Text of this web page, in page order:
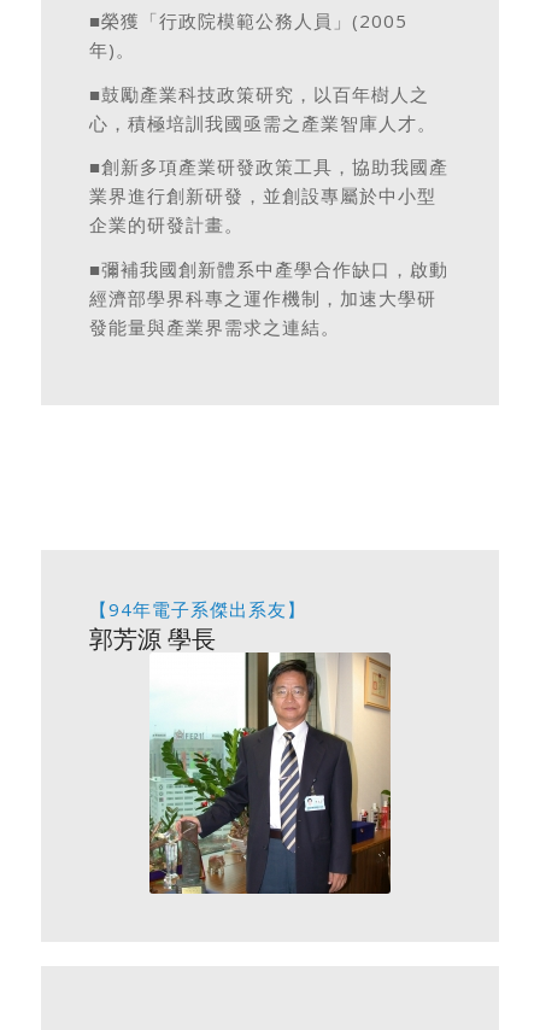
■榮獲「行政院模範公務人員」(2005
年)。
■鼓勵產業科技政策研究，以百年樹人之
心，積極培訓我國亟需之產業智庫人才。
■創新多項產業研發政策工具，協助我國產
業界進行創新研發，並創設專屬於中小型
企業的研發計畫。
■彌補我國創新體系中產學合作缺口，啟動
經濟部學界科專之運作機制，加速大學研
發能量與產業界需求之連結。
【94年電子系傑出系友】
郭芳源 學長